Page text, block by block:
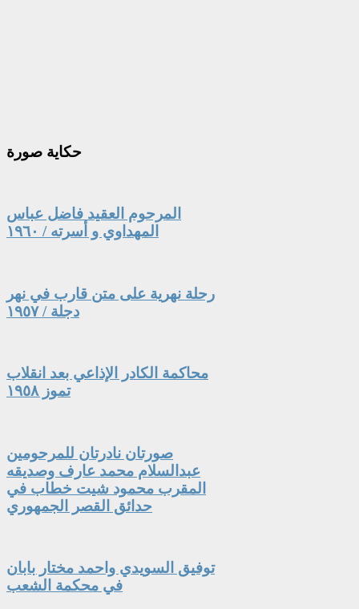
حكاية صورة
المرحوم العقيد فاضل عباس
المهداوي و أسرته / ١٩٦٠
رحلة نهرية على متن قارب في نهر
دجلة / ١٩٥٧
محاكمة الكادر الإذاعي بعد انقلاب
تموز ١٩٥٨
صورتان نادرتان للمرحومين
عبدالسلام محمد عارف وصديقه
المقرب محمود شيت خطاب في
حدائق القصر الجمهوري
توفيق السويدي واحمد مختار بابان
في محكمة الشعب